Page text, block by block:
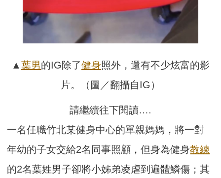
▲ 葉男的IG除了健身照外，還有不少炫富的影
片。（圖／翻攝自IG）
請繼續往下閱讀….
一名任職竹北某健身中心的單親媽媽，將一對
年幼的子女交給2名同事照顧，但身為健身教練
的2名葉姓男子卻將小姊弟凌虐到遍體鱗傷；其